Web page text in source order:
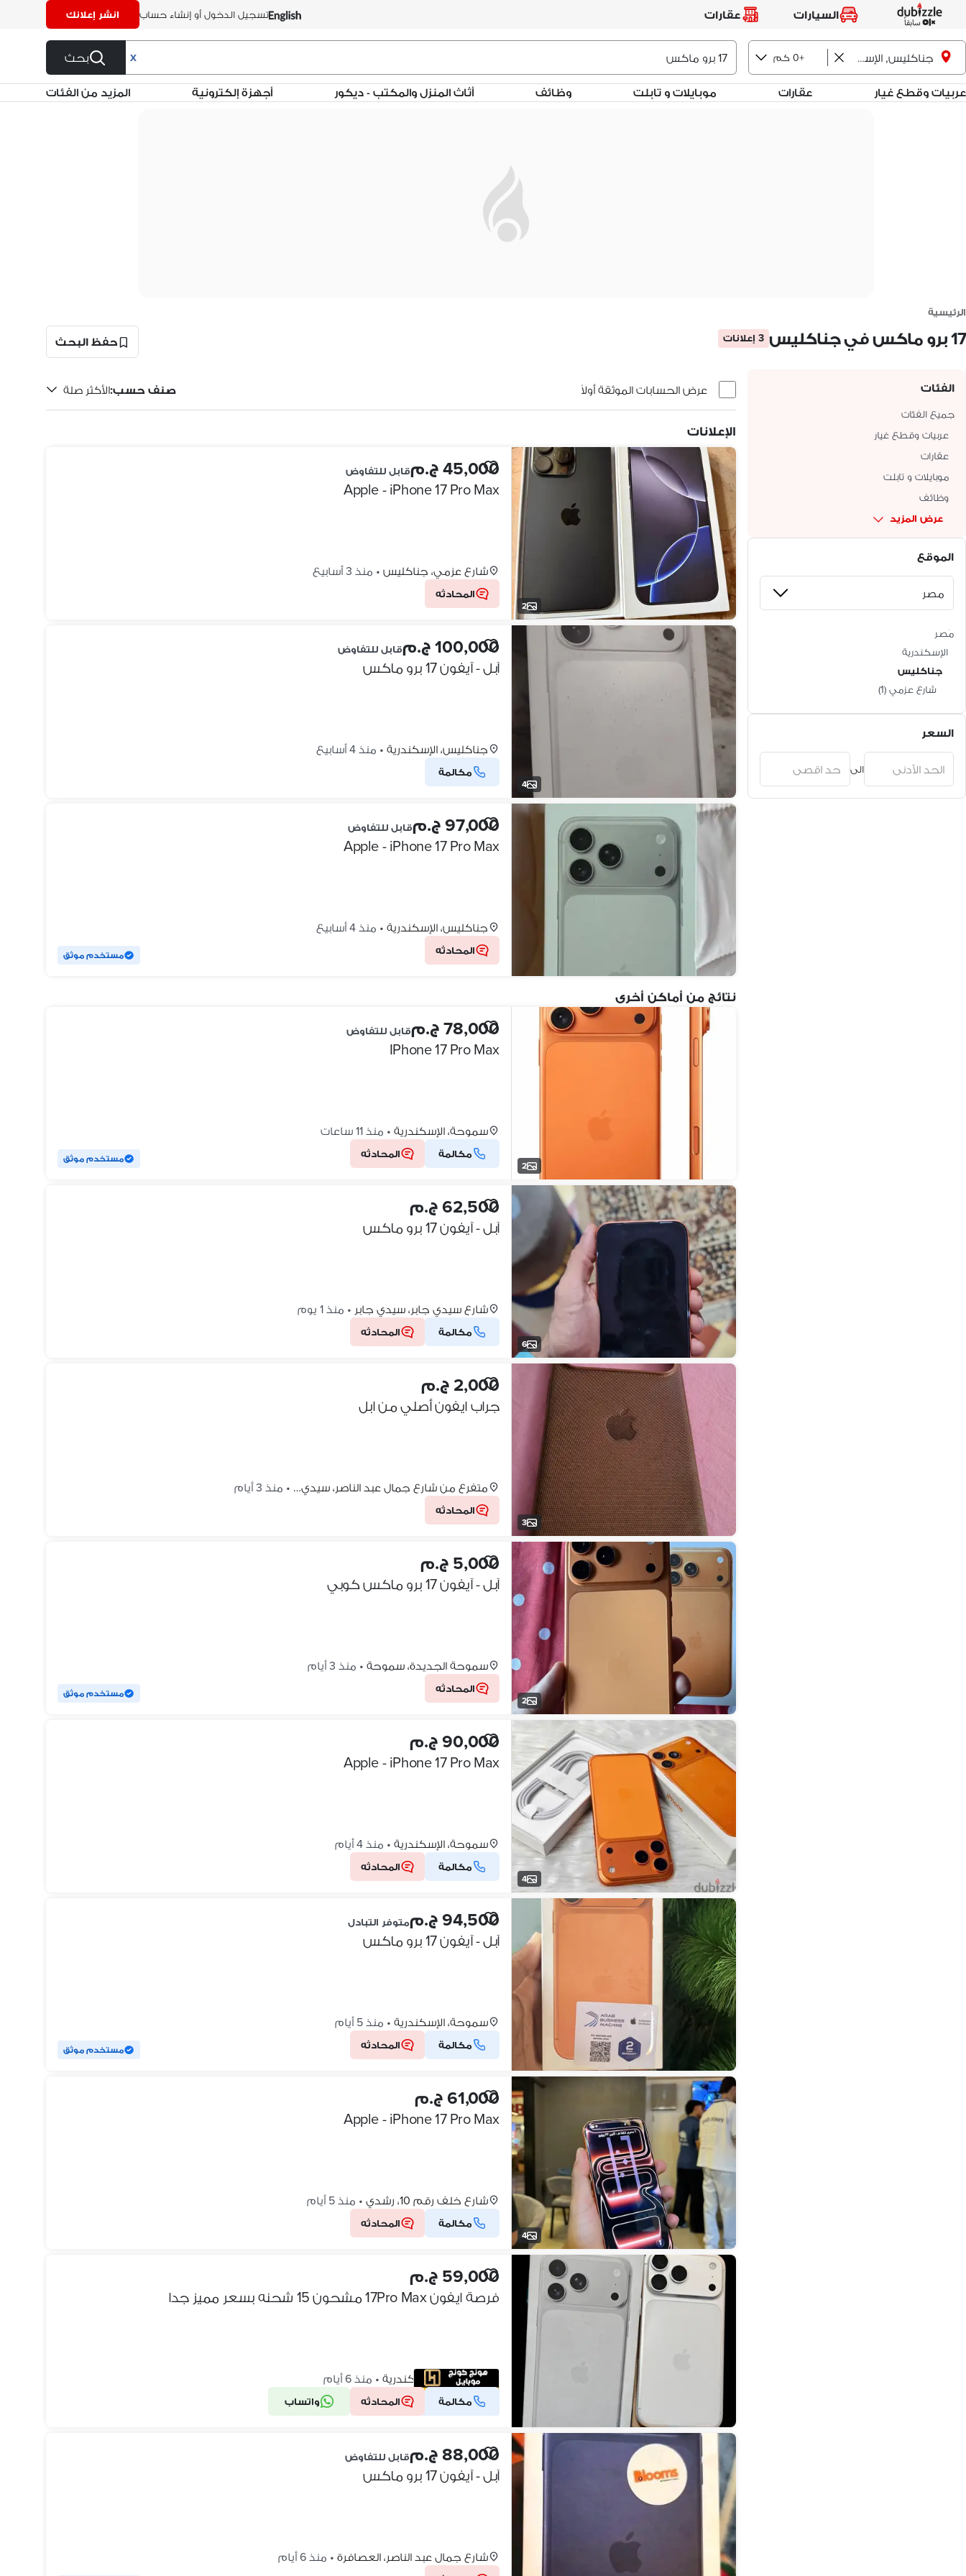
السيارات عقارات تسجيل الدخول أو إنشاء حساب انشر إعلانك
جناكليس, الإسكندرية +0 كم X بحث
عربيات وقطع غيار عقارات موبايلات و تابلت وظائف أثاث المنزل والمكتب - ديكور أجهزة إلكترونية المزيد من الفئات
الرئيسية
17 برو ماكس في جناكليس 3 إعلانات حفظ البحث
الفئات
جميع الفئات
عربيات وقطع غيار
عقارات
موبايلات و تابلت
وظائف
عرض المزيد
الموقع
مَصر
الإسكندرية
جناكليس
شارع عزمي (
1
)
السعر
الى
عرض الحسابات الموثقة أولاً صنف حسب:الأكثر صلة
الإعلانات
2
45,000 ج.م قابل للتفاوض
Apple - iPhone 17 Pro Max
شارع عزمي، جناكليس • منذ 3 أسابيع
المحادثه
4
100,000 ج.م قابل للتفاوض
آبل - آيفون 17 برو ماكس
جناكليس، الإسكندرية • منذ 4 أسابيع
مكالمة
97,000 ج.م قابل للتفاوض
Apple - iPhone 17 Pro Max
جناكليس، الإسكندرية • منذ 4 أسابيع
المحادثه مستخدم موثق
نتائج من أماكن أخرى
2
78,000 ج.م قابل للتفاوض
IPhone 17 Pro Max
سموحة، الإسكندرية • منذ 11 ساعات
مكالمة المحادثه مستخدم موثق
6
62,500 ج.م
آبل - آيفون 17 برو ماكس
شارع سيدي جابر، سيدي جابر • منذ 1 يوم
مكالمة المحادثه
3
2,000 ج.م
جراب ايفون أصلي من ابل
متفرع من شارع جمال عبد الناصر، سيدي… • منذ 3 أيام
المحادثه
2
5,000 ج.م
آبل - آيفون 17 برو ماكس كوبي
سموحة الجديدة، سموحة • منذ 3 أيام
المحادثه مستخدم موثق
4
90,000 ج.م
Apple - iPhone 17 Pro Max
سموحة، الإسكندرية • منذ 4 أيام
مكالمة المحادثه
94,500 ج.م متوفر التبادل
آبل - آيفون 17 برو ماكس
سموحة، الإسكندرية • منذ 5 أيام
مكالمة المحادثه مستخدم موثق
4
61,000 ج.م
Apple - iPhone 17 Pro Max
شارع خلف رقم 10، رشدي • منذ 5 أيام
مكالمة المحادثه
59,000 ج.م
فرصة ايفون 17Pro Max مشحون 15 شحنه بسعر مميز جدا
سيدي بشر، الإسكندرية • منذ 6 أيام
مكالمة المحادثه واتساب شركة موثقة
88,000 ج.م قابل للتفاوض
آبل - آيفون 17 برو ماكس
شارع جمال عبد الناصر، العصافرة • منذ 6 أيام